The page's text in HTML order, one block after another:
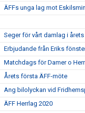
ÄFFs unga lag mot
Seger för vårt damlag i
Erbjudande från Eriks
Matchdags för Damer o
Årets första ÄFF-möte
Ang bilolyckan vid
ÄFF Herrlag 2020